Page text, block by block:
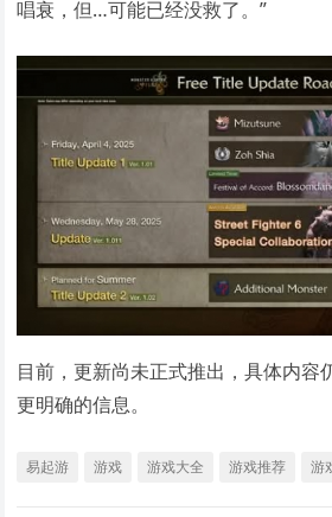
唱衰，但…可能已经没救了。”
目前，更新尚未正式推出，具体内容
更明确的信息。
易起游 游戏 游戏大全 游戏推荐 游